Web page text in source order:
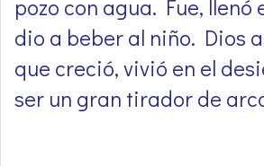
pozo con agua. Fue, llenó
dio a beber al niño. Dios
que creció, vivió en el
ser un gran tirador de